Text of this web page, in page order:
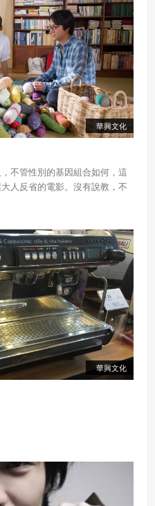
從聽話、勤奮努力，但這種形
見得有利於臺灣整體產業提
速變遷中的職場的多元性。
華興文化
不管性別的基因組合如何，這
人反省的電影。沒有說教，不
所愛的人，也要祝福他人選擇
主張想法的時候，也可以跟凜
當他們認真編織時……所謂的
華興文化